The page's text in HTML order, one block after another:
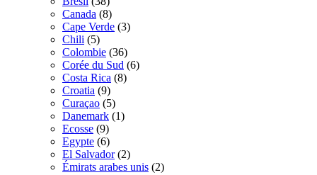
Canada (8)
Cape Verde (3)
Chili (5)
Colombie (36)
Corée du Sud (6)
Costa Rica (8)
Croatia (9)
Curaçao (5)
Danemark (1)
Ecosse (9)
Egypte (6)
El Salvador (2)
Émirats arabes unis (2)